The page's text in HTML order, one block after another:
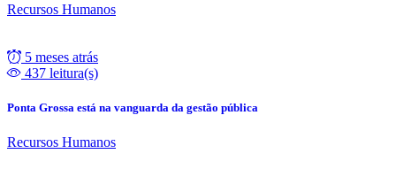
Recursos Humanos
5 meses atrás
437 leitura(s)
Ponta Grossa está na vanguarda da gestão pública
Recursos Humanos